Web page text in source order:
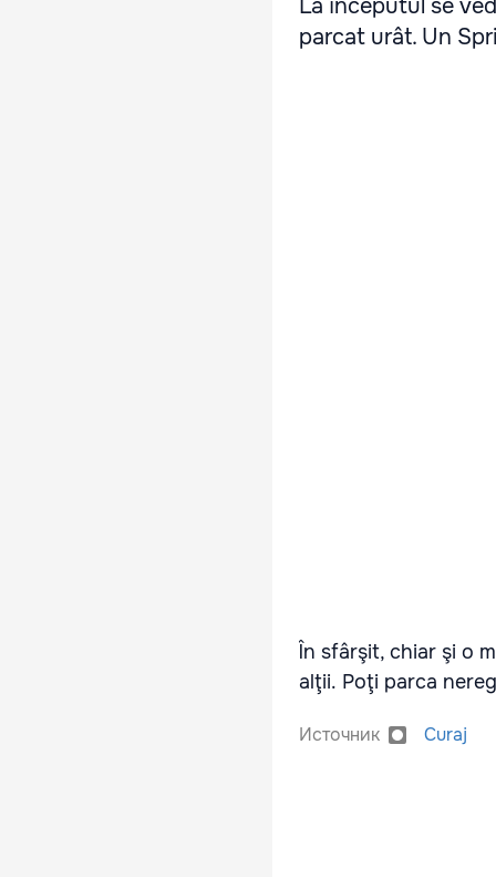
La începutul se
parcat urât. Un
În sfârşit, chiar şi o
alţii. Poţi parca
Источник Curaj